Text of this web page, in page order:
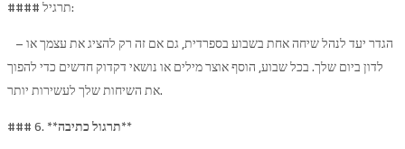
#### תרגיל:
– הגדר יעד לנהל שיחה אחת בשבוע בספרדית, גם אם זה רק להציג את עצמך או
לדון ביום שלך. בכל שבוע, הוסף אוצר מילים או נושאי דקדוק חדשים כדי להפוך
את השיחות שלך לעשירות יותר.
### 6. **תרגול כתיבה**